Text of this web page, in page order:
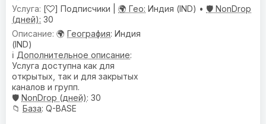
[
] Подписчики | 🌍 Гео: Индия (IND) • 🛡️ NonDrop
(дней): 30
🌍 География: Индия
(IND)
ℹ️ Дополнительное описание:
Услуга доступна как для
открытых, так и для закрытых
каналов и групп.
🛡️ NonDrop (дней): 30
📁 База: Q-BASE